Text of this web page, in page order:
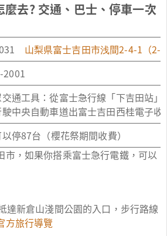
去? 交通、巴士、停車一次
山梨県富士吉田市浅間2-4-1（
2001
通工具：從富士急行線「下吉田站」
中央自動車道出富士吉田西桂電子
停87台（櫻花祭期間收費）
市，如果你搭乘富士急行電鐵，可以
達新倉山淺間公園的入口，步行路線
方旅行導覽